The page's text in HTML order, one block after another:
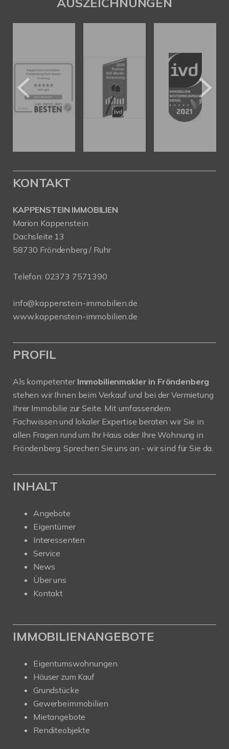
KONTAKT
KAPPENSTEIN IMMOBILIEN
Marion Kappenstein
Dachsleite 13
58730 Fröndenberg / Ruhr
Telefon: 02373 7571390
info@kappenstein-immobilien.de
www.kappenstein-immobilien.de
PROFIL
Als kompetenter Immobilienmakler in Fröndenberg
stehen wir Ihnen beim Verkauf und bei der Vermietung
Ihrer Immobilie zur Seite. Mit umfassendem
Fachwissen und lokaler Expertise beraten wir Sie in
allen Fragen rund um Ihr Haus oder Ihre Wohnung in
Fröndenberg. Sprechen Sie uns an - wir sind für Sie da.
INHALT
Angebote
Eigentümer
Interessenten
Service
News
Über uns
Kontakt
IMMOBILIENANGEBOTE
Eigentumswohnungen
Häuser zum Kauf
Grundstücke
Gewerbeimmobilien
Mietangebote
Renditeobjekte